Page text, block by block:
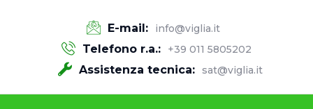
E-mail: info@viglia.it
Telefono r.a.: +39 011 5805202
Assistenza tecnica: sat@viglia.it